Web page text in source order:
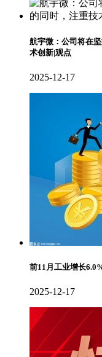
航宇微：公司将在
术创新|观点
2025-12-17
前11月工业增长
2025-12-17